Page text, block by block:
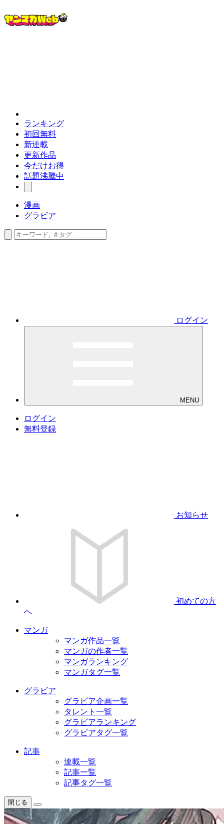
ランキング
初回無料
新連載
更新作品
今だけお得
話題沸騰中
漫画
グラビア
ログイン
MENU
ログイン
無料登録
お知らせ
初めての方
へ
マンガ
マンガ作品一覧
マンガの作者一覧
マンガランキング
マンガタグ一覧
グラビア
グラビア企画一覧
タレント一覧
グラビアランキング
グラビアタグ一覧
記事
連載一覧
記事一覧
記事タグ一覧
閉じる